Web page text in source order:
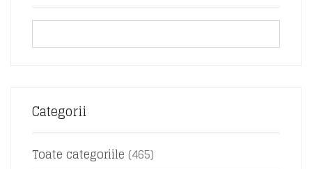
Categorii
Toate categoriile (465)